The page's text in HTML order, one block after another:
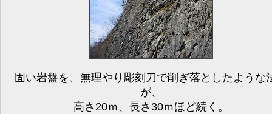
固い岩盤を、無理やり彫刻刀で削ぎ落としたような
が、
高さ20ｍ、長さ30ｍほど続く。